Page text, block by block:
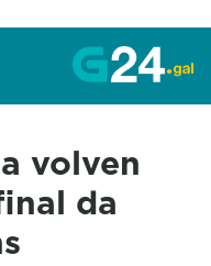
volven
da